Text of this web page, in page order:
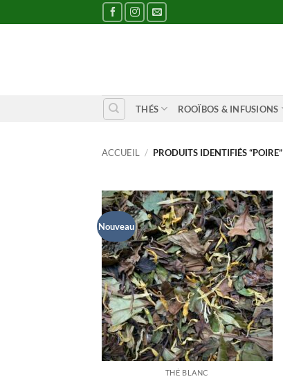
au
THÉS ROOÏBOS & INFUSIONS
ACCUEIL / PRODUITS IDENTIFIÉS “POIRE”
Nouveau
+
THÉ BLANC